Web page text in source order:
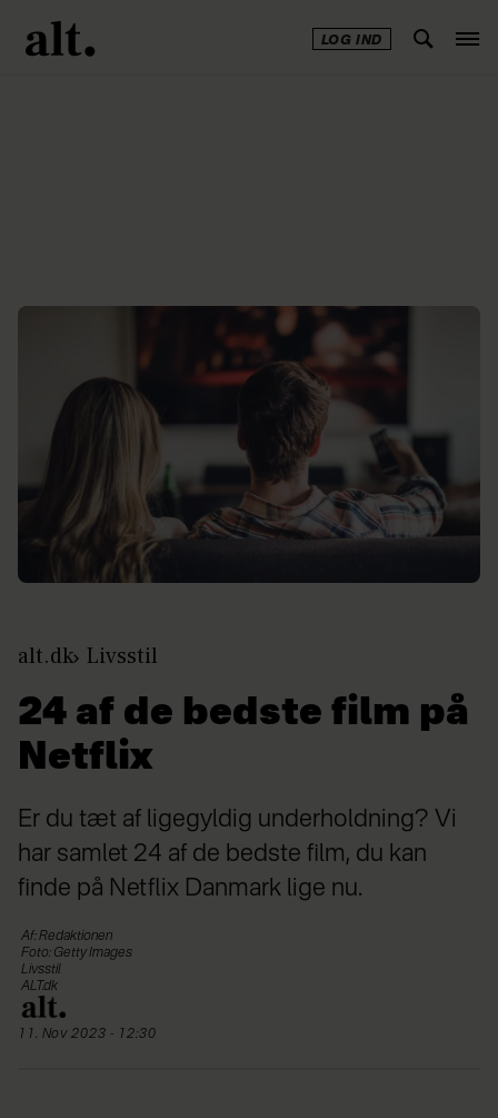
LOG IND
alt.dk Livsstil
24 af de bedste film på
Netflix
Er du tæt af ligegyldig underholdning? Vi
har samlet 24 af de bedste film, du kan
finde på Netflix Danmark lige nu.
Af: Redaktionen
Foto: Getty Images
Livsstil
ALT.dk
11. Nov 2023 - 12:30